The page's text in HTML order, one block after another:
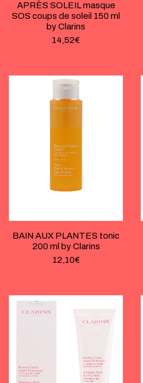
APRÈS SOLEIL masque
SOS coups de soleil 150 ml
by Clarins
14,52€
BAIN AUX PLANTES tonic
200 ml by Clarins
12,10€